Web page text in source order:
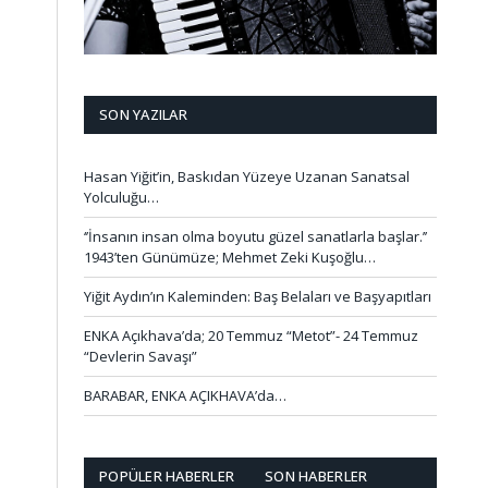
SON YAZILAR
Hasan Yiğit’in, Baskıdan Yüzeye Uzanan Sanatsal
Yolculuğu…
‘’İnsanın insan olma boyutu güzel sanatlarla başlar.’’
1943’ten Günümüze; Mehmet Zeki Kuşoğlu…
Yiğit Aydın’ın Kaleminden: Baş Belaları ve Başyapıtları
ENKA Açıkhava’da; 20 Temmuz “Metot”- 24 Temmuz
“Devlerin Savaşı”
BARABAR, ENKA AÇIKHAVA’da…
POPÜLER HABERLER SON HABERLER